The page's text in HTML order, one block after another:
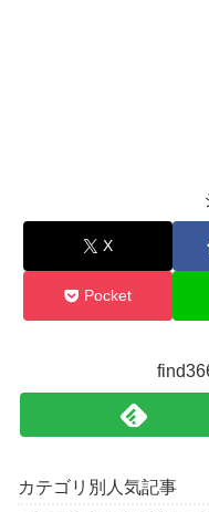
X
Pocket
カテゴリ別人気記事